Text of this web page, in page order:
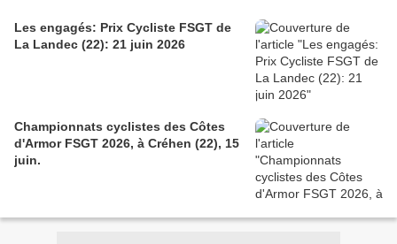
Les engagés: Prix Cycliste FSGT de
La Landec (22): 21 juin 2026
Championnats cyclistes des Côtes
d'Armor FSGT 2026, à Créhen (22), 15
juin.